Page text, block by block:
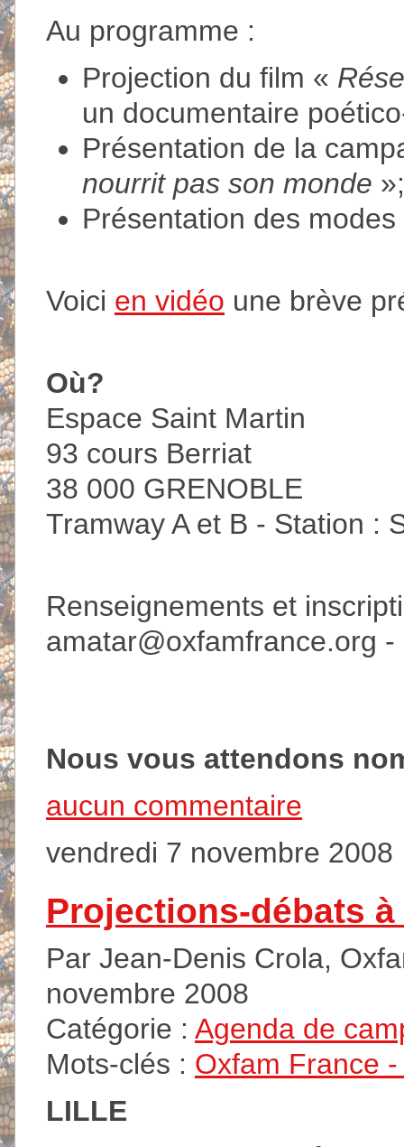
Au programme :
Projection du film «
un documentaire
Présentation de la
nourrit pas son monde »;
Présentation des
Voici en vidéo une brève
Où?
Espace Saint Martin
93 cours Berriat
38 000 GRENOBLE
Tramway A et B - Station :
Renseignements et
amatar@oxfamfrance.org -
Nous vous attendons
aucun commentaire
vendredi 7 novembre 2008
Projections-débats
Par Jean-Denis Crola,
novembre 2008
Catégorie : Agenda de
Mots-clés : Oxfam France -
LILLE